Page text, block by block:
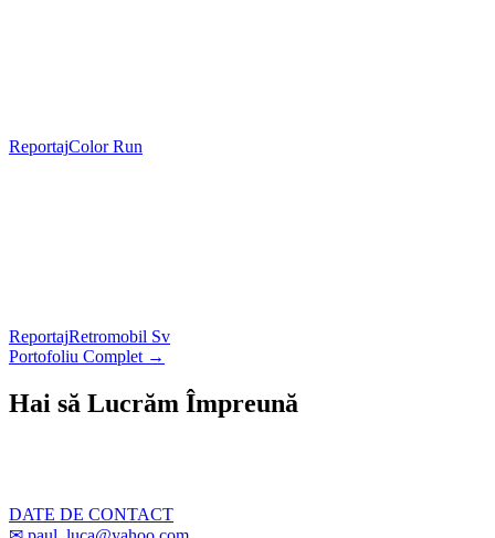
ReportajColor Run
ReportajRetromobil Sv
Portofoliu Complet →
Hai să Lucrăm Împreună
DATE DE CONTACT